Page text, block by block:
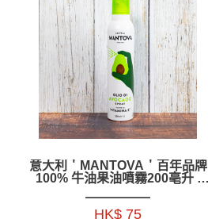
意大利＇MANTOVA＇百年品牌
100% 牛油果油噴霧200亳升 -
HK$ 75